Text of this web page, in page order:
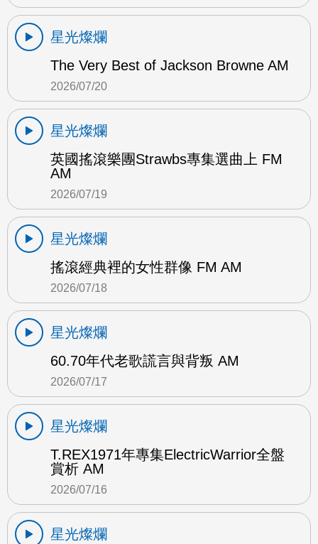
星光燦爛
The Very Best of Jackson Browne AM
2026/07/20
星光燦爛
英國搖滾樂團Strawbs專集選曲上 FM
AM
2026/07/19
星光燦爛
搖滾經典裡的女性群像 FM AM
2026/07/18
星光燦爛
60.70年代老歌謊言與背叛 AM
2026/07/17
星光燦爛
T.REX1971年專集ElectricWarrior全盤
賞析 AM
2026/07/16
星光燦爛